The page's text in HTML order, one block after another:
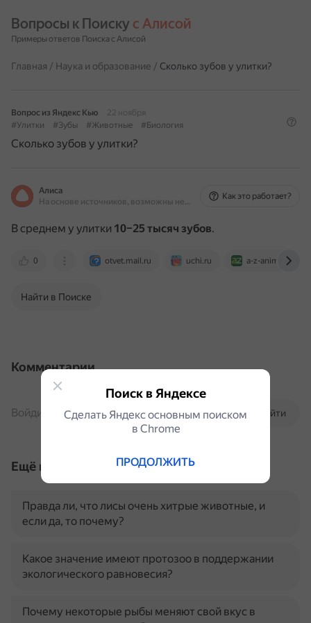
Вопросы к Поиску с Алисой
Примеры ответов Поиска с Алисой
Главная / Наука и образование / Сколько зубов у улитки?
Вопрос из Яндекс Кью
22 ноября
#Улитки
#Зубы #Животные #Биология
Сколько зубов у улитки?
Алиса
На основе источников, возможны неточности
Как это работает?
В среднем у улитки 10–25 тысяч зубов.
0 otvet.mail.ru uchi.ru a-z-animals.com
Найти в Поиске
Комментарии
Войти
Войдите, чтобы комментировать
Ещё по теме
Правда ли, что лисы очень хитрые животные, и
если да, то почему?
Какое значение имеют протозоо в поддержании
экологического равновесия?
Почему некоторые рыбы меняют свой вкус в
Поиск в Яндексе
Сделать Яндекс основным поиском
в Сhrome
ПРОДОЛЖИТЬ